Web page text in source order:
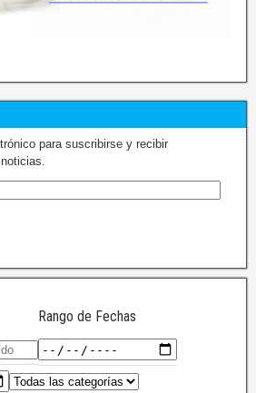
para suscribirse y recibir
Rango de Fechas